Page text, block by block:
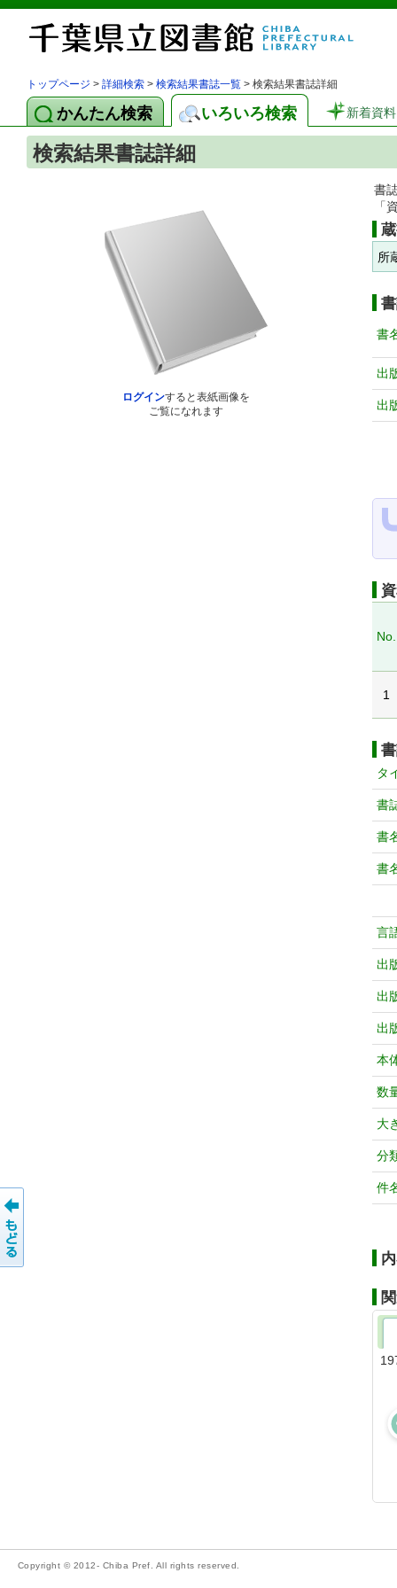
トップページ > 詳細検索 > 検索結果書誌一覧 > 検索結果書誌詳細
かんたん検索 いろいろ検索 新着資料
検索結果書誌詳細
ログインすると表紙画像を
ご覧になれます
書
「
所
書
出
出
No.
1
タ
書
書
書
言
出
出
出
本
数
大
分
件
Copyright © 2012- Chiba Pref. All rights reserved.